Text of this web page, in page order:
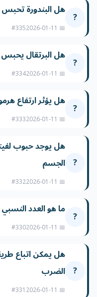
? هل البندورة
📅 2026-01-11
#335
? هل البرتقال
📅 2026-01-11
#334
? هل يؤثر ارتفاع
📅 2026-01-11
#333
?
هل يوجد حبوب
الجسم
📅 2026-01-11
#332
? ما هو العدد
📅 2026-01-11
#330
?
هل يمكن اتباع
الضرب
📅 2026-01-11
#331